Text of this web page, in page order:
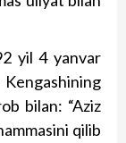
yil 4 yanvar
bilan: “Aziz
qilib